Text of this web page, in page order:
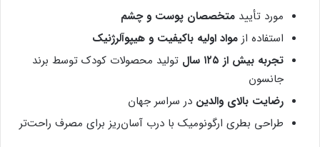
مورد تأیید متخصصان پوست و چشم
استفاده از مواد اولیه باکیفیت و هیپوآلرژنیک
تجربه بیش از ۱۲۵ سال
تولید محصولات کودک توسط برند
جانسون
رضایت بالای والدین در سراسر جهان
طراحی بطری ارگونومیک با درب آسان‌ریز برای مصرف راحت‌تر